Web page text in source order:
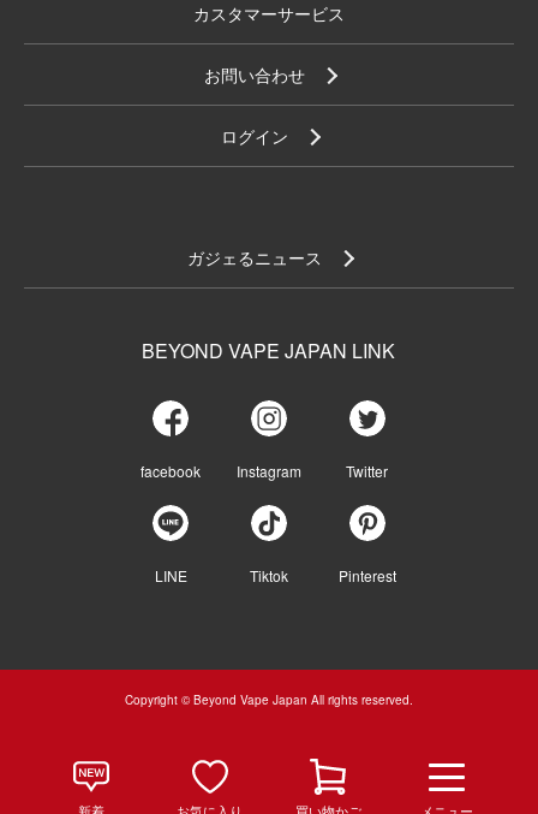
カスタマーサービス
お問い合わせ
ログイン
ガジェるニュース
BEYOND VAPE JAPAN LINK
facebook Instagram Twitter
LINE Tiktok Pinterest
Copyright © Beyond Vape Japan All rights reserved.